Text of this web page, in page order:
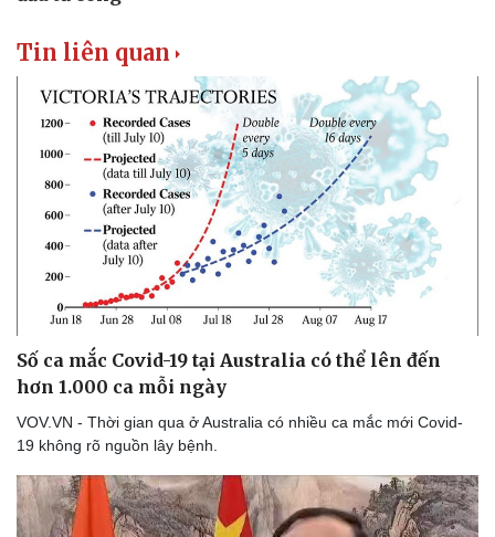
Thể thao
Bóng đá
Lịch thi đấu bóng đá
Ô tô - Xe máy
Ô tô
Xe máy
Tin liên quan
Số ca mắc Covid-19 tại Australia có thể lên đến
hơn 1.000 ca mỗi ngày
VOV.VN - Thời gian qua ở Australia có nhiều ca mắc mới Covid-
19 không rõ nguồn lây bệnh.